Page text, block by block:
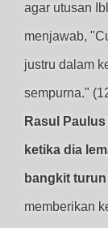
agar utusan
menjawab,
justru dalam
sempurna."
Rasul
ketika dia
bangkit
memberikan